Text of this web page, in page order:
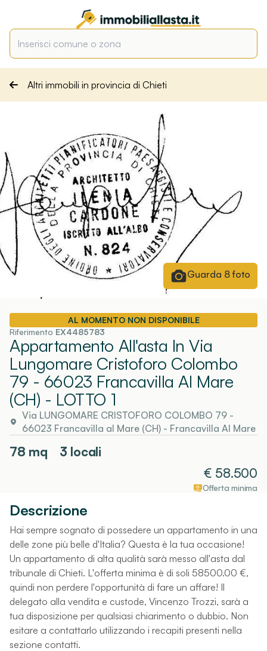
Altri immobili in provincia di Chieti
Guarda 8foto
AL MOMENTO NON DISPONIBILE
Riferimento EX4485783
Appartamento All'asta In Via
Lungomare Cristoforo Colombo
79 - 66023 Francavilla Al Mare
(CH) - LOTTO 1
Via LUNGOMARE CRISTOFORO COLOMBO 79 -
66023 Francavilla al Mare (CH)- Francavilla Al Mare
78 mq
3 locali
€ 58.500
Offerta minima
Descrizione
Hai sempre sognato di possedere un appartamento in una
delle zone più belle d'Italia? Questa è la tua occasione!
Un appartamento di alta qualità sarà messo all'asta dal
tribunale di Chieti. L'offerta minima è di soli 58500.00 €,
quindi non perdere l'opportunità di fare un affare! Il
delegato alla vendita e custode, Vincenzo Trozzi, sarà a
tua disposizione per qualsiasi chiarimento o dubbio. Non
esitare a contattarlo utilizzando i recapiti presenti nella
sezione contatti.